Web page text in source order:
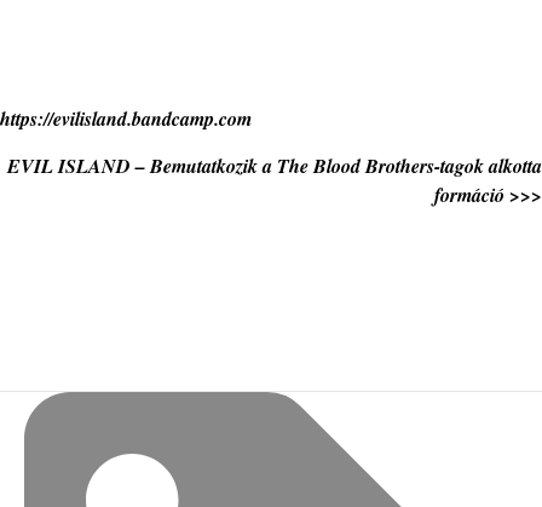
https://evilisland.bandcamp.com
EVIL ISLAND – Bemutatkozik a The Blood Brothers-tagok alkotta
formáció >>>